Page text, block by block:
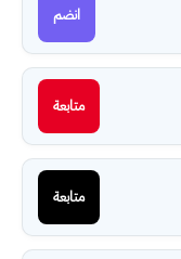
انضم
متابعة
متابعة